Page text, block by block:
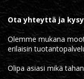
Ota yhteyttä ja
Olemme mukana
erilaisin
Olipa asiasi mikä